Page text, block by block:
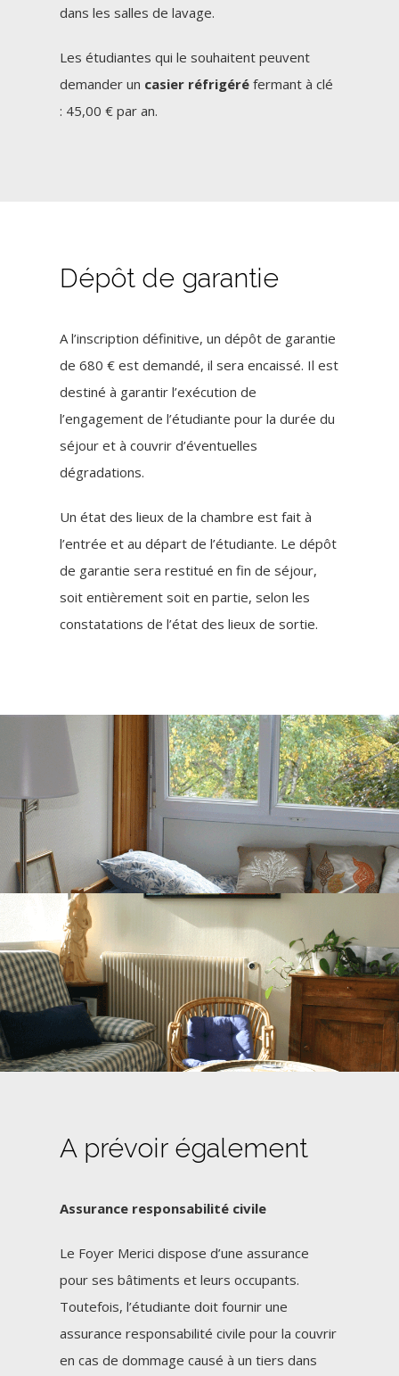
dans les salles de lavage.
Les étudiantes qui le souhaitent peuvent
demander un casier réfrigéré fermant à clé
: 45,00 € par an.
Dépôt de garantie
A l’inscription définitive, un dépôt de garantie
de 680 € est demandé, il sera encaissé. Il est
destiné à garantir l’exécution de
l’engagement de l’étudiante pour la durée du
séjour et à couvrir d’éventuelles
dégradations.
Un état des lieux de la chambre est fait à
l’entrée et au départ de l’étudiante. Le dépôt
de garantie sera restitué en fin de séjour,
soit entièrement soit en partie, selon les
constatations de l’état des lieux de sortie.
A prévoir également
Assurance responsabilité civile
Le Foyer Merici dispose d’une assurance
pour ses bâtiments et leurs occupants.
Toutefois, l’étudiante doit fournir une
assurance responsabilité civile pour la couvrir
en cas de dommage causé à un tiers dans